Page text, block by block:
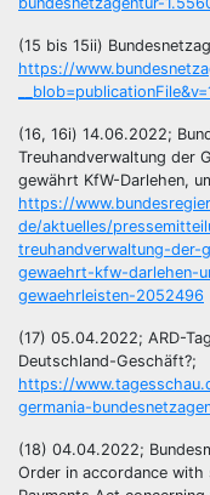
(15 bis 15ii)
https://
(16, 16i) 14.06.2022;
Treuhandverwaltung der
gewährt KfW-Darlehen,
https://
de/aktuelles/
treuhandverwaltung-der-
gewaehrt-kfw-darlehen-
gewaehrleisten-2052496
(17) 05.04.2022; ARD-
Deutschland-Geschäft?;
https://
germania-
(18) 04.04.2022;
Order in accordance